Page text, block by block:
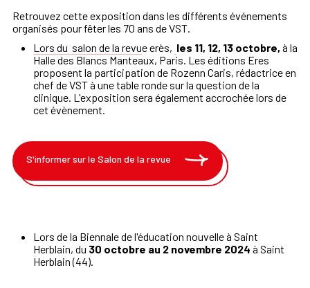
Retrouvez cette exposition dans les différents événements
organisés pour fêter les 70 ans de VST.
Lors du salon de la revue erès, les 11, 12, 13 octobre, à la
Halle des Blancs Manteaux, Paris. Les éditions Eres
proposent la participation de Rozenn Caris, rédactrice en
chef de VST à une table ronde sur la question de la
clinique. L'exposition sera également accrochée lors de
cet évènement.
S'informer sur le Salon de la revue
Lors de la Biennale de l'éducation nouvelle à Saint
Herblain, du 30 octobre au 2 novembre 2024 à Saint
Herblain (44).